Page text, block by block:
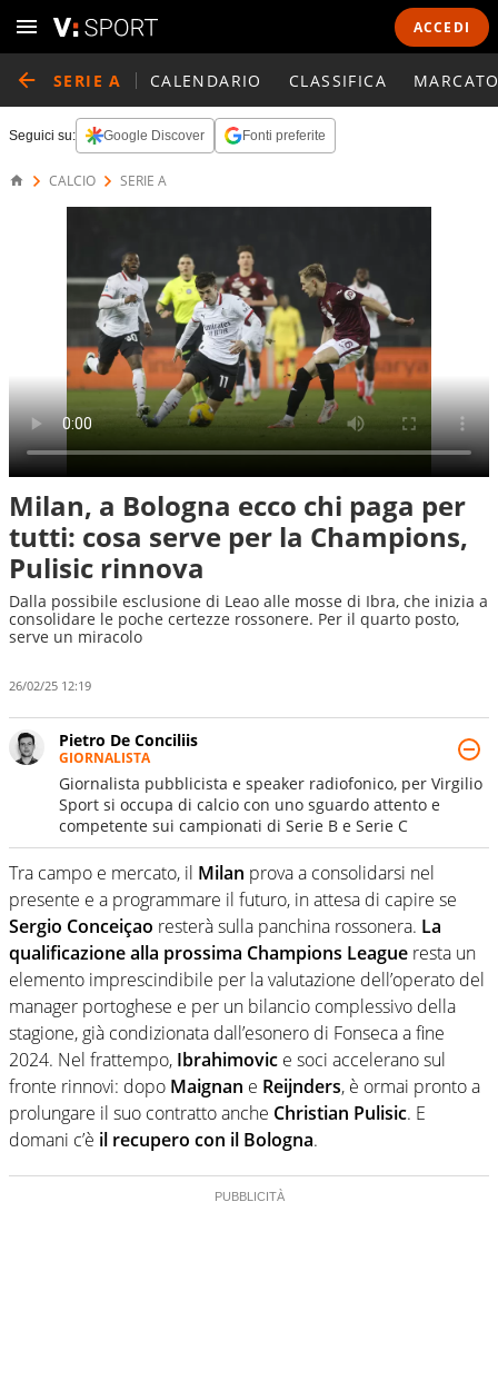
ACCEDI
SERIE A CALENDARIO CLASSIFICA
Seguici su: Google Discover Fonti preferite
CALCIO SERIE A
Milan, a Bologna ecco chi paga per
tutti: cosa serve per la Champions,
Pulisic rinnova
Dalla possibile esclusione di Leao alle mosse di Ibra, che inizia a
consolidare le poche certezze rossonere. Per il quarto posto,
serve un miracolo
26/02/25 12:19
Pietro De Conciliis
GIORNALISTA
Giornalista pubblicista e speaker radiofonico, per Virgilio
Sport si occupa di calcio con uno sguardo attento e
competente sui campionati di Serie B e Serie C
Tra campo e mercato, il Milan prova a consolidarsi nel
presente e a programmare il futuro, in attesa di capire se
Sergio Conceiçao resterà sulla panchina rossonera. La
qualificazione alla prossima Champions League resta un
elemento imprescindibile per la valutazione dell’operato del
manager portoghese e per un bilancio complessivo della
stagione, già condizionata dall’esonero di Fonseca a fine
2024. Nel frattempo, Ibrahimovic e soci accelerano sul
fronte rinnovi: dopo Maignan e Reijnders, è ormai pronto a
prolungare il suo contratto anche Christian Pulisic. E
domani c’è il recupero con il Bologna.